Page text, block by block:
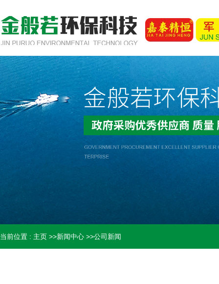
当前位置 : 主页 >>新闻中心 >>公司新闻